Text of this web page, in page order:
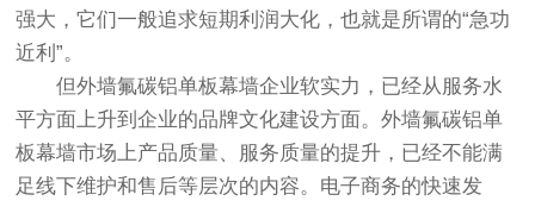
强大，它们一般追求短期利润大化，也就是所谓的“急功
近利”。
但外墙氟碳铝单板幕墙企业软实力，已经从服务水
平方面上升到企业的品牌文化建设方面。外墙氟碳铝单
板幕墙市场上产品质量、服务质量的提升，已经不能满
足线下维护和售后等层次的内容。电子商务的快速发